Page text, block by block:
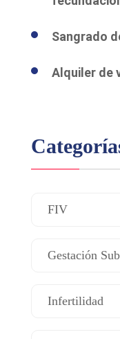
Sangrado
Alquiler de
FIV
Gestación
Infertilidad